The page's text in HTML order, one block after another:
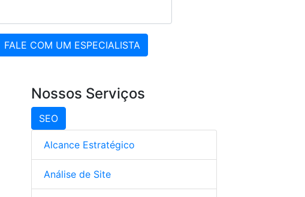
FALE COM UM ESPECIALISTA
Nossos Serviços
SEO
Alcance Estratégico
Análise de Site